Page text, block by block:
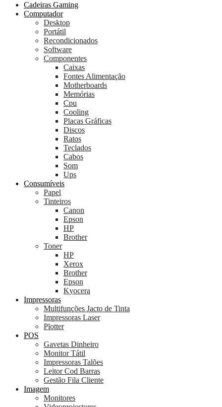
Cadeiras Gaming
Computador
Desktop
Portátil
Recondicionados
Software
Componentes
Caixas
Fontes Alimentação
Motherboards
Memórias
Cpu
Cooling
Placas Gráficas
Discos
Ratos
Teclados
Cabos
Som
Ups
Consumíveis
Papel
Tinteiros
Canon
Epson
HP
Brother
Toner
HP
Xerox
Brother
Epson
Kyocera
Impressoras
Multifunções Jacto de Tinta
Impressoras Laser
Plotter
POS
Gavetas Dinheiro
Monitor Tátil
Impressoras Talões
Leitor Cod Barras
Gestão Fila Cliente
Imagem
Monitores